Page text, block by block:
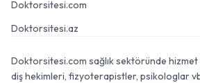
Doktorsitesi.com
Doktorsitesi.az
Doktorsitesi.com sağlık sektöründe hizmet
diş hekimleri, fizyoterapistler, psikologlar